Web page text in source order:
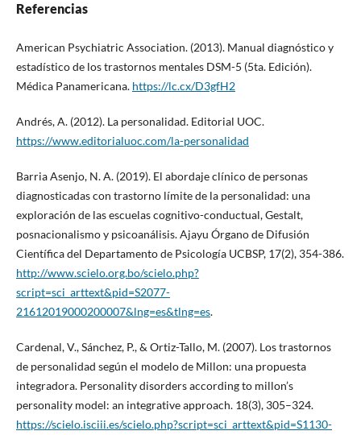
Referencias
American Psychiatric Association. (2013). Manual diagnóstico y
estadístico de los trastornos mentales DSM-5 (5ta. Edición).
Médica Panamericana. https://lc.cx/D3gfH2
Andrés, A. (2012). La personalidad. Editorial UOC.
https://www.editorialuoc.com/la-personalidad
Barria Asenjo, N. A. (2019). El abordaje clínico de personas
diagnosticadas con trastorno límite de la personalidad: una
exploración de las escuelas cognitivo-conductual, Gestalt,
posnacionalismo y psicoanálisis. Ajayu Órgano de Difusión
Científica del Departamento de Psicología UCBSP, 17(2), 354-386.
http://www.scielo.org.bo/scielo.php?
script=sci_arttext&pid=S2077-
21612019000200007&lng=es&tlng=es.
Cardenal, V., Sánchez, P., & Ortiz-Tallo, M. (2007). Los trastornos
de personalidad según el modelo de Millon: una propuesta
integradora. Personality disorders according to millon’s
personality model: an integrative approach. 18(3), 305–324.
https://scielo.isciii.es/scielo.php?script=sci_arttext&pid=S1130-